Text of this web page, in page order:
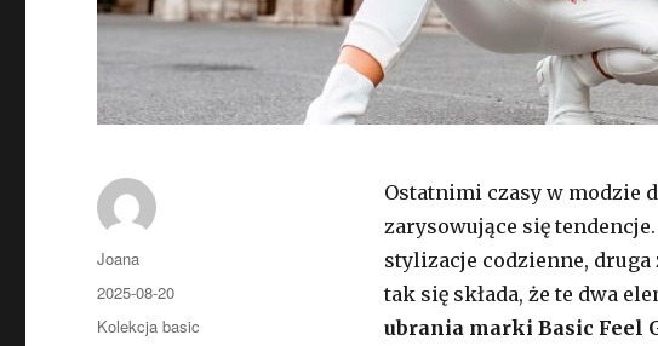
Ostatnimi czasy w modzie
zarysowujące się
stylizacje codzienne,
tak się składa, że te dwa
ubrania marki Basic Feel
Autor
Joana
Opublikowano
2025-08-20
Kategorie
Kolekcja basic